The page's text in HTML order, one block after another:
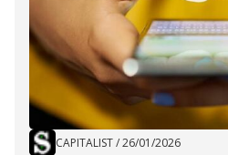
CAPITALIST/26/01/2026